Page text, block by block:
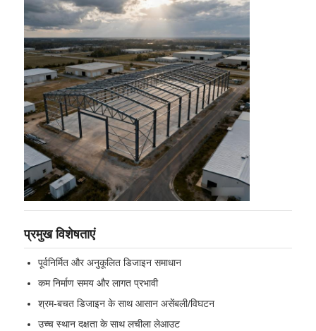
इस्पात संरचना भवन निर्माण
पाउडर लेपित स्टील संरचना
प्रमुख विशेषताएं
पूर्वनिर्मित और अनुकूलित डिजाइन समाधान
कम निर्माण समय और लागत प्रभावी
श्रम-बचत डिजाइन के साथ आसान असेंबली/विघटन
उच्च स्थान दक्षता के साथ लचीला लेआउट